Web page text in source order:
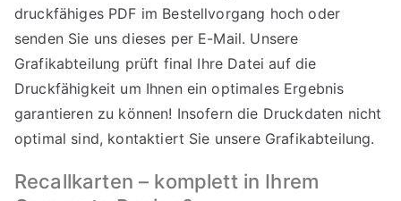
druckfähiges PDF im Bestellvorgang hoch oder
senden Sie uns dieses per E-Mail. Unsere
Grafikabteilung prüft final Ihre Datei auf die
Druckfähigkeit um Ihnen ein optimales Ergebnis
garantieren zu können! Insofern die Druckdaten nicht
optimal sind, kontaktiert Sie unsere Grafikabteilung.
Recallkarten – komplett in Ihrem